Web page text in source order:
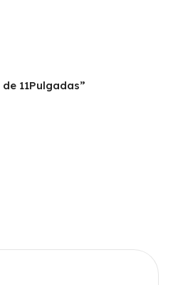
11Pulgadas”